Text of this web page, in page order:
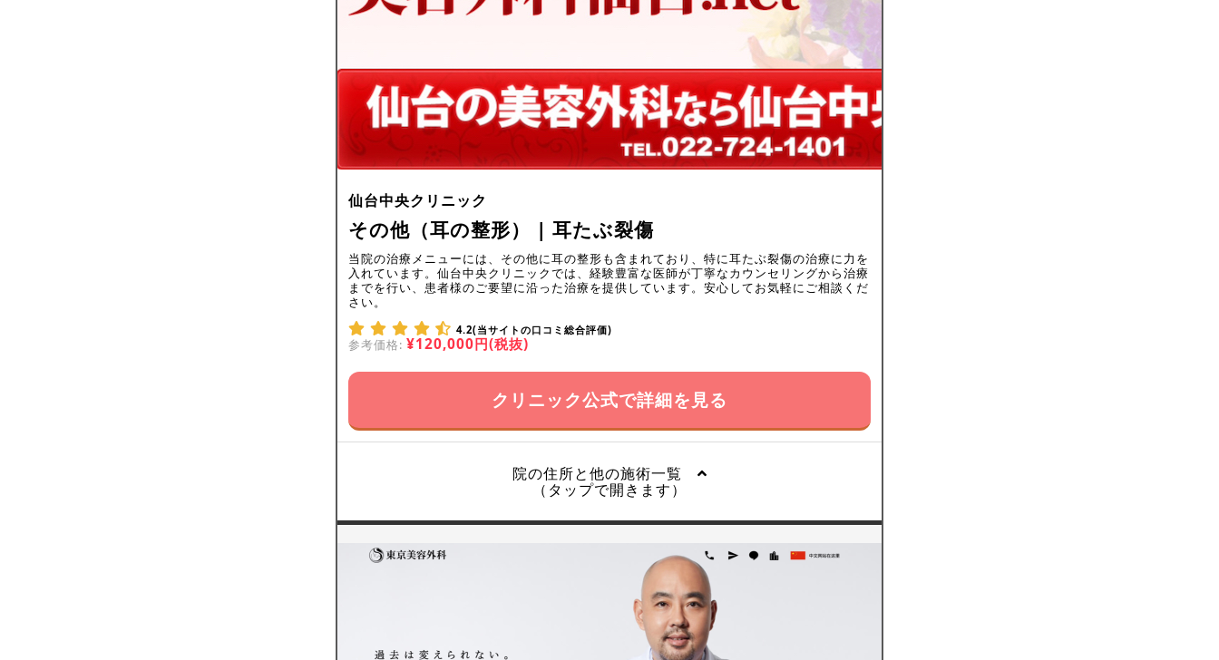
仙台中央クリニック
その他（耳の整形） | 耳たぶ裂傷
当院の治療メニューには、その他に耳の整形も含まれており、特に耳たぶ裂傷の治療に力を
入れています。仙台中央クリニックでは、経験豊富な医師が丁寧なカウンセリングから治療
までを行い、患者様のご要望に沿った治療を提供しています。安心してお気軽にご相談くだ
さい。
4.2(当サイトの口コミ総合評価)
参考価格: ¥120,000円(税抜)
クリニック公式で詳細を見る
院の住所と他の施術一覧
（タップで開きます）